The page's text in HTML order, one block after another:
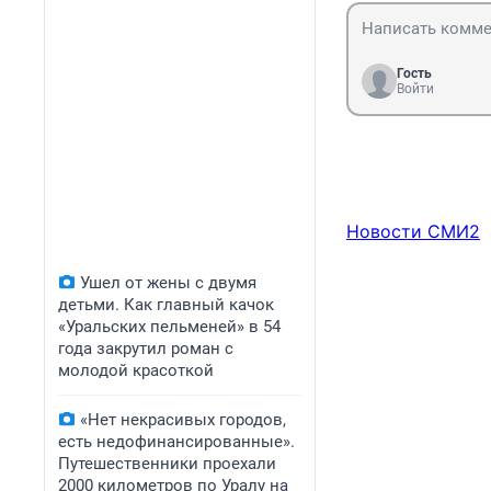
Ушел от жены с двумя
детьми. Как главный качок
«Уральских пельменей» в 54
года закрутил роман с
молодой красоткой
«Нет некрасивых городов,
есть недофинансированные».
Путешественники проехали
2000 километров по Уралу на
Гость
Войти
Новости СМИ2